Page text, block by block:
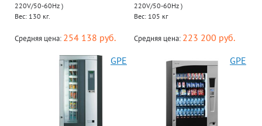
220V/50-60Hz )
Вес: 130 кг.
Средняя цена: 254 138 руб.
220V/50-60Hz )
Вес: 105 кг
Средняя цена: 223 200 руб.
GPE
GPE